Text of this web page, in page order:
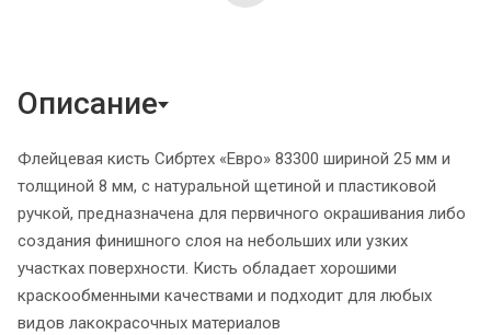
Описание
Флейцевая кисть Сибртех «Евро» 83300 шириной 25 мм и
толщиной 8 мм, с натуральной щетиной и пластиковой
ручкой, предназначена для первичного окрашивания либо
создания финишного слоя на небольших или узких
участках поверхности. Кисть обладает хорошими
краскообменными качествами и подходит для любых
видов лакокрасочных материалов